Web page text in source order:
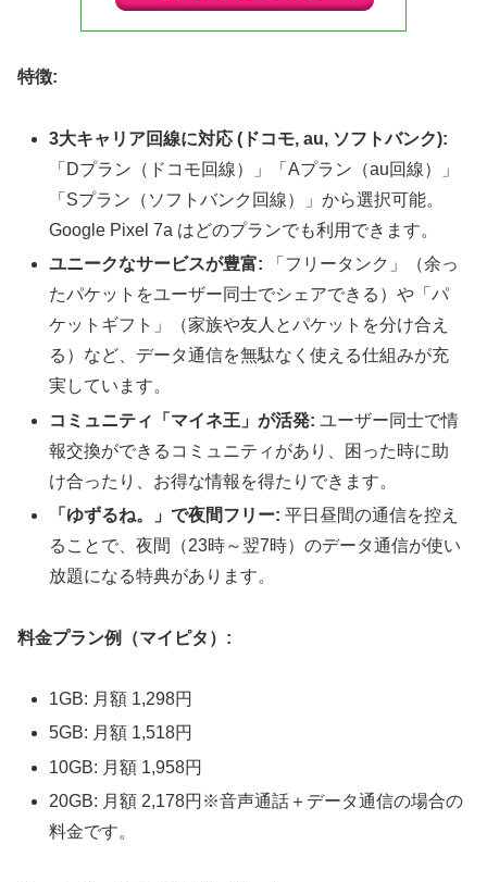
特徴:
3大キャリア回線に対応 (ドコモ, au, ソフトバンク):
「Dプラン（ドコモ回線）」「Aプラン（au回線）」
「Sプラン（ソフトバンク回線）」から選択可能。
Google Pixel 7a はどのプランでも利用できます。
ユニークなサービスが豊富: 「フリータンク」（余っ
たパケットをユーザー同士でシェアできる）や「パ
ケットギフト」（家族や友人とパケットを分け合え
る）など、データ通信を無駄なく使える仕組みが充
実しています。
コミュニティ「マイネ王」が活発: ユーザー同士で情
報交換ができるコミュニティがあり、困った時に助
け合ったり、お得な情報を得たりできます。
「ゆずるね。」で夜間フリー: 平日昼間の通信を控え
ることで、夜間（23時～翌7時）のデータ通信が使い
放題になる特典があります。
料金プラン例（マイピタ）:
1GB: 月額 1,298円
5GB: 月額 1,518円
10GB: 月額 1,958円
20GB: 月額 2,178円※音声通話＋データ通信の場合の
料金です。